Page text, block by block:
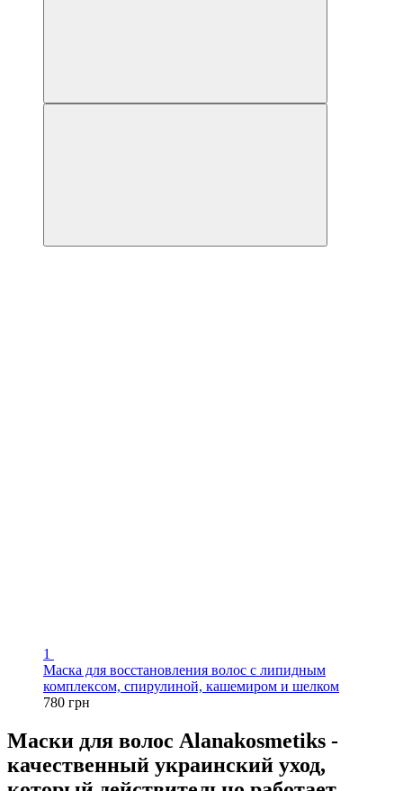
1
Маска для восстановления волос с липидным
комплексом, спирулиной, кашемиром и шелком
780 грн
Маски для волос Alanakosmetiks -
качественный украинский уход,